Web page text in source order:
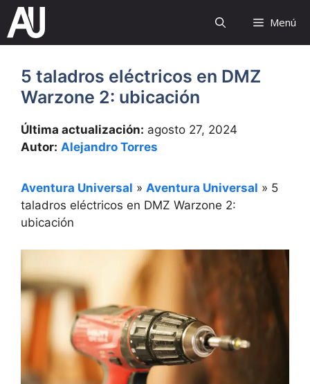
Saltar
contenido
Menú
5 taladros eléctricos en DMZ
Warzone 2: ubicación
Última actualización: agosto 27, 2024
Autor: Alejandro Torres
Aventura Universal » Aventura Universal » 5
taladros eléctricos en DMZ Warzone 2:
ubicación